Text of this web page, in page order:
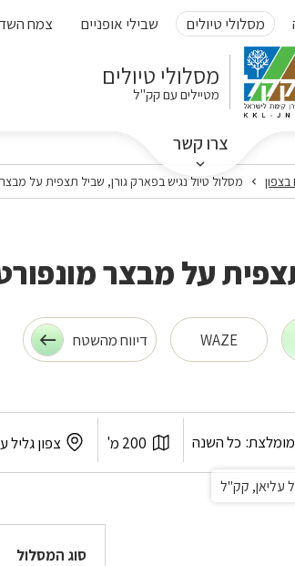
מסלולי טיולים שבילי אופניים צמח
מסלולי טיולים
מטיילים עם קק"ל
צרו קשר
בצפון מסלול טיול נגיש בפארק גורן, שביל תצפית על
על מבצר
WAZE דיווח מהשטח
מומלצת: כל השנה
אורך 200 מ'
לפי צפון גליל
עליאן, קק"ל
סוג המסלול